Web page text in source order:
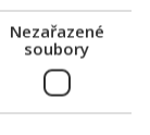
Nezařazené
soubory